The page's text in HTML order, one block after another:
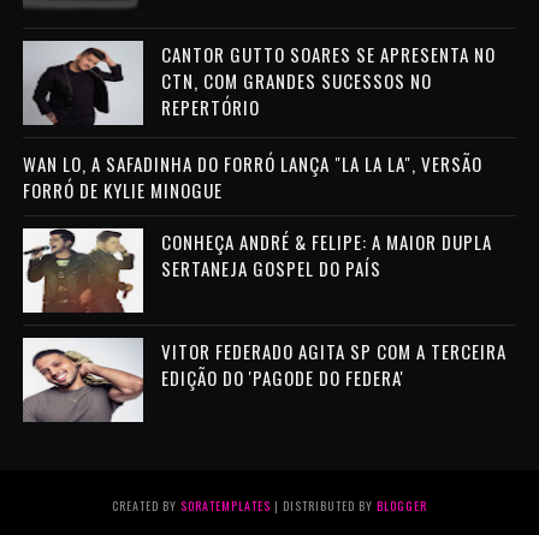
CANTOR GUTTO SOARES SE APRESENTA NO
CTN, COM GRANDES SUCESSOS NO
REPERTÓRIO
WAN LO, A SAFADINHA DO FORRÓ LANÇA "LA LA LA", VERSÃO
FORRÓ DE KYLIE MINOGUE
CONHEÇA ANDRÉ & FELIPE: A MAIOR DUPLA
SERTANEJA GOSPEL DO PAÍS
VITOR FEDERADO AGITA SP COM A TERCEIRA
EDIÇÃO DO 'PAGODE DO FEDERA'
CREATED BY SORATEMPLATES | DISTRIBUTED BY BLOGGER